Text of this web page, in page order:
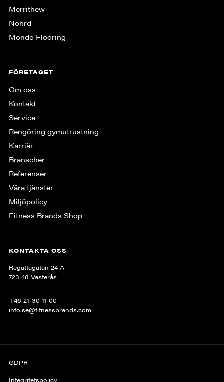
Merrithew
Nohrd
Mondo Flooring
FÖRETAGET
Om oss
Kontakt
Service
Rengöring gymutrustning
Karriär
Branscher
Referenser
Våra tjänster
Miljöpolicy
Fitness Brands Shop
KONTAKTA OSS
Regattagatan 24 A
723 48 Västerås
+46 21-30 11 00
info.se@fitnessbrands.com
GDPR
Integritetspolicy